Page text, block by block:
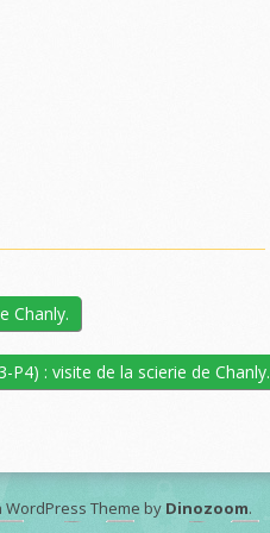
Chanly.
P4) : visite de la scierie de Chanly.
Theme by Dinozoom.